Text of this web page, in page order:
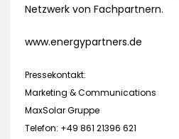
Netzwerk von Fachpartnern.
www.energypartners.de
Pressekontakt:
Marketing & Communications
MaxSolar Gruppe
Telefon: +49 861 21396 621